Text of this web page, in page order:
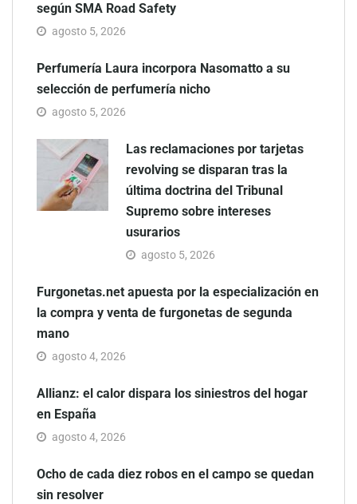
según SMA Road Safety
agosto 5, 2026
Perfumería Laura incorpora Nasomatto a su
selección de perfumería nicho
agosto 5, 2026
Las reclamaciones por tarjetas
revolving se disparan tras la
última doctrina del Tribunal
Supremo sobre intereses
usurarios
agosto 5, 2026
Furgonetas.net apuesta por la especialización en
la compra y venta de furgonetas de segunda
mano
agosto 4, 2026
Allianz: el calor dispara los siniestros del hogar
en España
agosto 4, 2026
Ocho de cada diez robos en el campo se quedan
sin resolver